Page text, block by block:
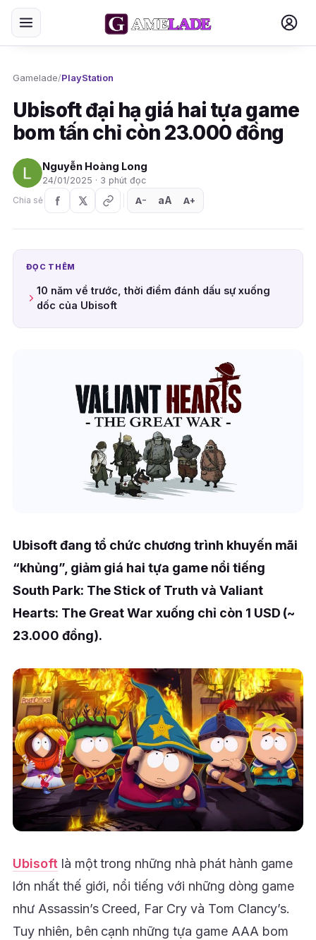
Gamelade/PlayStation
Ubisoft đại hạ giá hai tựa game
bom tấn chỉ còn 23.000 đồng
Nguyễn Hoàng Long
24/01/2025 · 3 phút đọc
Chia sẻ
A− aA A+
ĐỌC THÊM
10 năm về trước, thời điểm đánh dấu sự xuống
dốc của Ubisoft
Ubisoft đang tổ chức chương trình khuyến mãi
“khủng”, giảm giá hai tựa game nổi tiếng
South Park: The Stick of Truth và Valiant
Hearts: The Great War xuống chỉ còn 1 USD (~
23.000 đồng).
Ubisoftlà một trong những nhà phát hành game
lớn nhất thế giới, nổi tiếng với những dòng game
như Assassin’s Creed, Far Cry và Tom Clancy’s.
Tuy nhiên, bên cạnh những tựa game AAA bom